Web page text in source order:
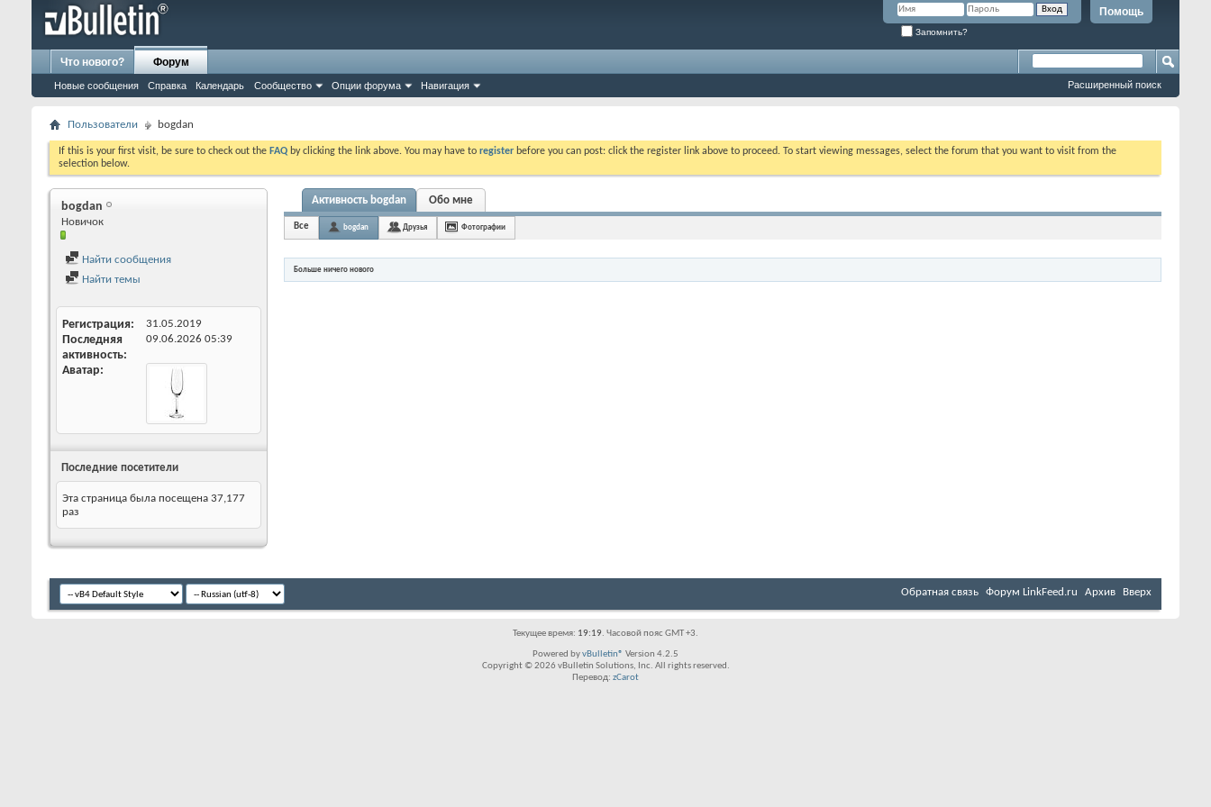
Помощь
Запомнить?
Что нового? Форум
Новые сообщения Справка Календарь Сообщество Опции форума Навигация Расширенный поиск
Пользователи bogdan
If this is your first visit, be sure to check out the FAQ by clicking the link above. You may have to register before you can post: click the register link above to proceed. To start viewing messages, select the forum that you want to visit from the
selection below.
bogdan
Новичок
Найти сообщения
Найти темы
Регистрация 31.05.2019
Последняя
активность
09.06.2026 05:39
Аватар
Последние посетители
Эта страница была посещена 37,177
раз
Активность bogdan Обо мне
Все bogdan Друзья Фотографии
Больше ничего нового
Обратная связь Форум LinkFeed.ru Архив Вверх
Текущее время: 19:19. Часовой пояс GMT +3.
Powered byvBulletin® Version 4.2.5
Copyright © 2026 vBulletin Solutions, Inc. All rights reserved.
Перевод: zCarot